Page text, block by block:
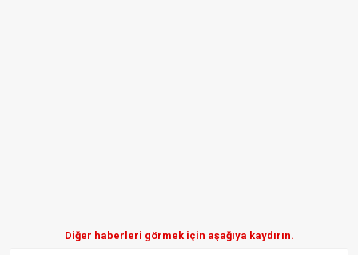
Diğer haberleri görmek için aşağıya kaydırın.